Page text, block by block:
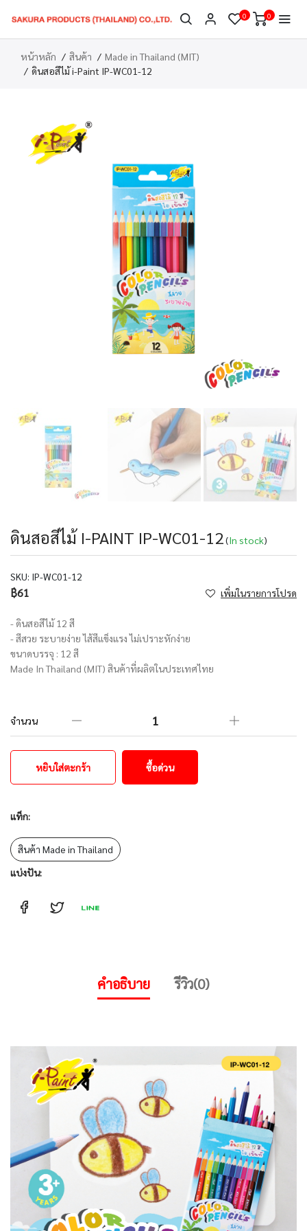
0 0
หน้าหลัก สินค้า
Made in Thailand (MIT)
ดินสอสีไม้ i-Paint IP-WC01-12
ดินสอสีไม้ I-PAINT IP-WC01-12(In stock)
SKU: IP-WC01-12
฿61 เพิ่มในรายการโปรด
- ดินสอสีไม้ 12 สี
- สีสวย ระบายง่าย ไส้สีแข็งแรง ไม่เปราะหักง่าย
ขนาดบรรจุ : 12 สี
Made In Thailand (MIT) สินค้าที่ผลิตในประเทศไทย
จำนวน
หยิบใส่ตะกร้า ซื้อด่วน
แท็ก:
สินค้า Made in Thailand
แบ่งปัน:
คำอธิบาย รีวิว(0)